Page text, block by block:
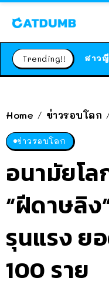
Trending!!
Home / ข่าวรอบโลก
ข่าวรอบโลก
อนามัยโล
“ฝีดาษลิง
รุนแรง ย
100 ราย